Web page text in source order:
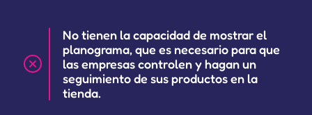
No tienen la capacidad de mostrar el
planograma, que es necesario para que
las empresas controlen y hagan un
seguimiento de sus productos en la
tienda.